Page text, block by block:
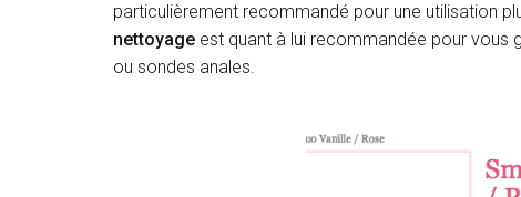
particulièrement recommandé pour une utilisation
nettoyage est quant à lui recommandée pour vous
ou sondes anales.